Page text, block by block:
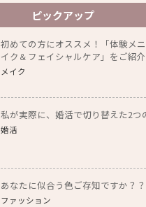
ピックアップ
初めての方にオススメ！「体験
イク＆フェイシャルケア」をご紹介
メイク
私が実際に、婚活で切り替えた2つ
婚活
あなたに似合う色ご存知ですか？？
ファッション